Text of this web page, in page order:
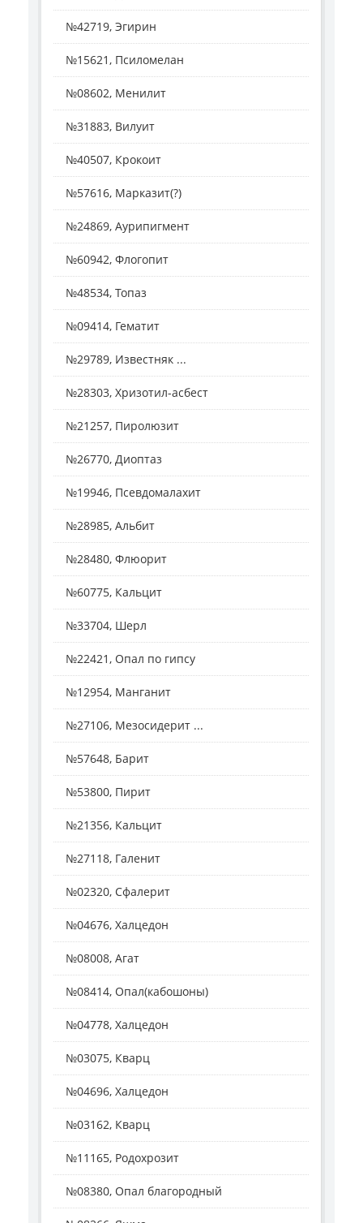
№42719, Эгирин
№15621, Псиломелан
№08602, Менилит
№31883, Вилуит
№40507, Крокоит
№57616, Марказит(?)
№24869, Аурипигмент
№60942, Флогопит
№48534, Топаз
№09414, Гематит
№29789, Известняк ...
№28303, Хризотил-асбест
№21257, Пиролюзит
№26770, Диоптаз
№19946, Псевдомалахит
№28985, Альбит
№28480, Флюорит
№60775, Кальцит
№33704, Шерл
№22421, Опал по гипсу
№12954, Манганит
№27106, Мезосидерит ...
№57648, Барит
№53800, Пирит
№21356, Кальцит
№27118, Галенит
№02320, Сфалерит
№04676, Халцедон
№08008, Агат
№08414, Опал(кабошоны)
№04778, Халцедон
№03075, Кварц
№04696, Халцедон
№03162, Кварц
№11165, Родохрозит
№08380, Опал благородный